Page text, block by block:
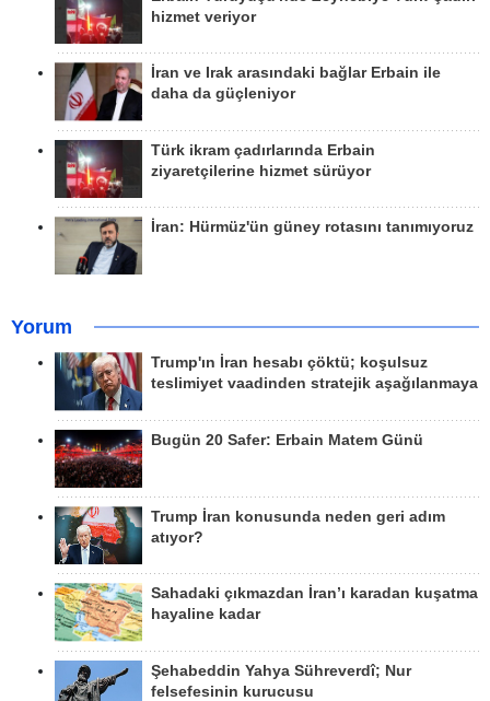
hizmet veriyor
İran ve Irak arasındaki bağlar Erbain ile
daha da güçleniyor
Türk ikram çadırlarında Erbain
ziyaretçilerine hizmet sürüyor
İran: Hürmüz'ün güney rotasını tanımıyoruz
Yorum
Trump'ın İran hesabı çöktü; koşulsuz
teslimiyet vaadinden stratejik aşağılanmaya
Bugün 20 Safer: Erbain Matem Günü
Trump İran konusunda neden geri adım
atıyor?
Sahadaki çıkmazdan İran’ı karadan kuşatma
hayaline kadar
Şehabeddin Yahya Sühreverdî; Nur
felsefesinin kurucusu